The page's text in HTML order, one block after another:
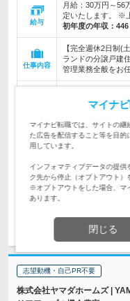
給与
月給：30万円～56
定いたします。 ※
初年度の年収： 446
仕事内容
【完全週休2日制(
ランドの分譲戸建
管理業務全般をお
上◆普通免許(AT
企業データ
設立：1981年5月／従業員数：
地：東京都
求人詳細を見る
志望動機・自己PR不要
株式会社ヤマダホームズ |
マイナ
マイナビ転職では、サイトの継
た広告を配信すること等を目的
用しています。
インフォマティブデータの提
ク先から停止（オプトアウト）
※オプトアウトをした場合、マ
あります。
閉じる